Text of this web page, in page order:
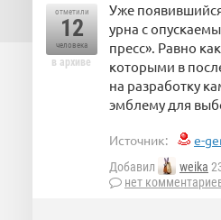
отметили
12
человека
в архиве
Уже
урна с
пресс». Равно
которыми в
на разработку
эмблему для
Источник: e-
Добавил weika
нет